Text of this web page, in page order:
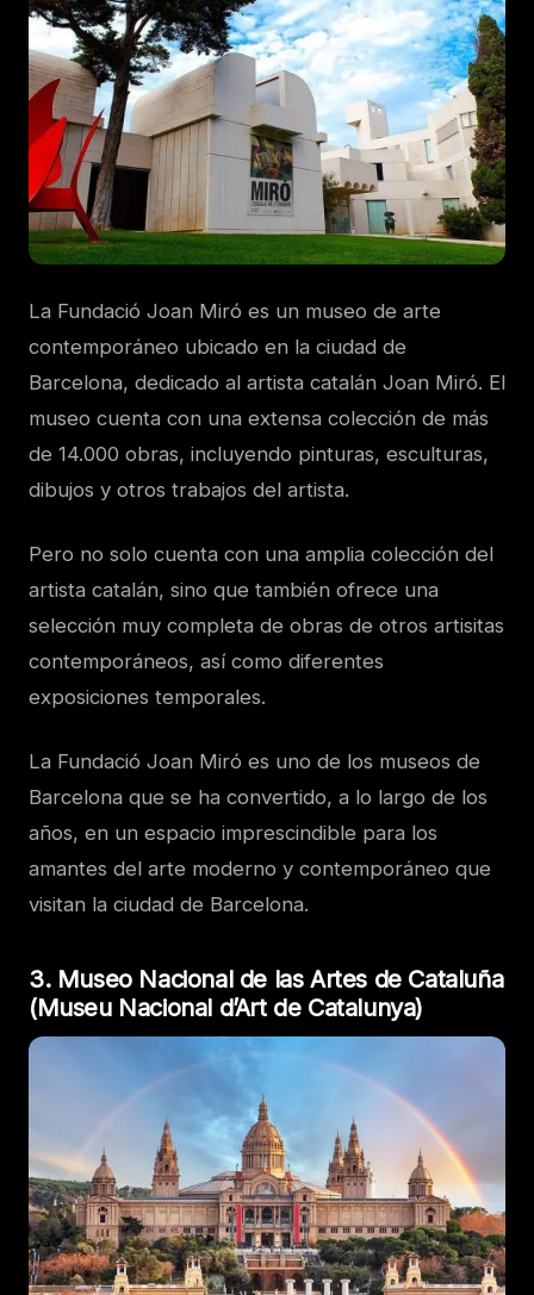
La Fundació Joan Miró es un museo de arte
contemporáneo ubicado en la ciudad de
Barcelona, dedicado al artista catalán Joan Miró. El
museo cuenta con una extensa colección de más
de 14.000 obras, incluyendo pinturas, esculturas,
dibujos y otros trabajos del artista.
Pero no solo cuenta con una amplia colección del
artista catalán, sino que también ofrece una
selección muy completa de obras de otros artisitas
contemporáneos, así como diferentes
exposiciones temporales.
La Fundació Joan Miró es uno de los museos de
Barcelona que se ha convertido, a lo largo de los
años, en un espacio imprescindible para los
amantes del arte moderno y contemporáneo que
visitan la ciudad de Barcelona.
3. Museo Nacional de las Artes de Cataluña
(Museu Nacional d’Art de Catalunya)